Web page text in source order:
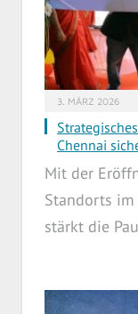
3. MÄRZ 2026
Chennai
Mit der
Standorts im
stärkt die